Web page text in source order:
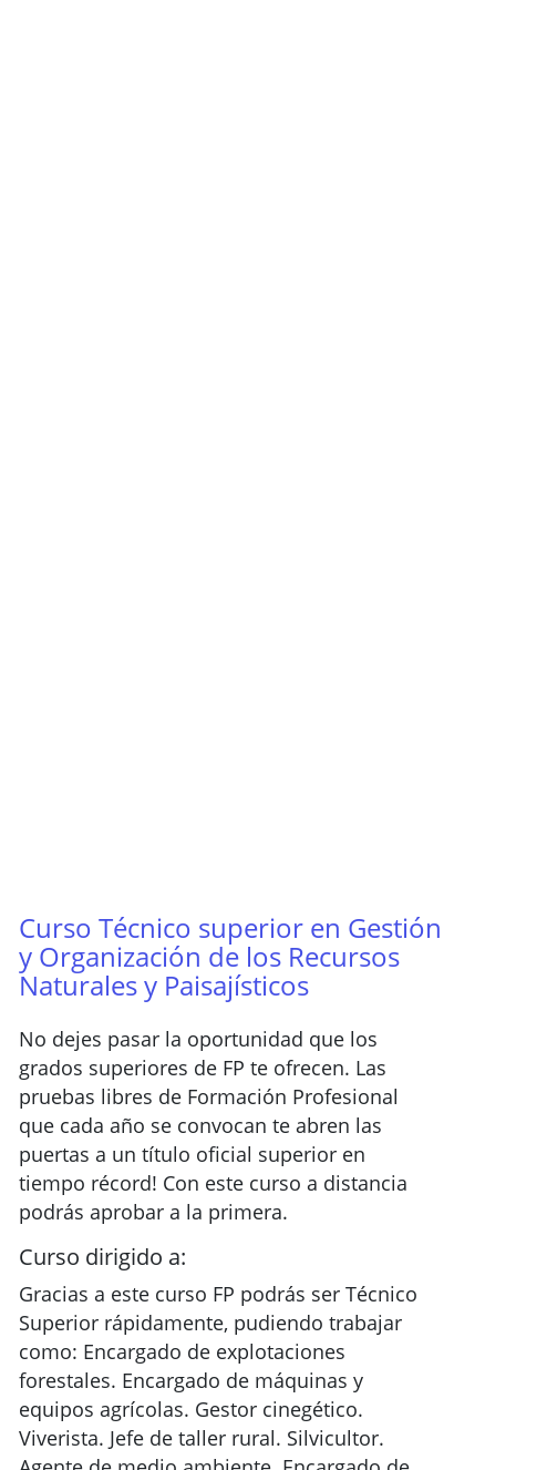
Curso Técnico superior en Gestión
y Organización de los Recursos
Naturales y Paisajísticos
No dejes pasar la oportunidad que los
grados superiores de FP te ofrecen. Las
pruebas libres de Formación Profesional
que cada año se convocan te abren las
puertas a un título oficial superior en
tiempo récord! Con este curso a distancia
podrás aprobar a la primera.
Curso dirigido a:
Gracias a este curso FP podrás ser Técnico
Superior rápidamente, pudiendo trabajar
como: Encargado de explotaciones
forestales. Encargado de máquinas y
equipos agrícolas. Gestor cinegético.
Viverista. Jefe de taller rural. Silvicultor.